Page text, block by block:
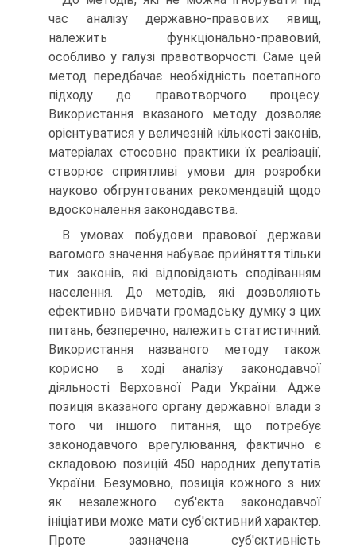
час аналізу державно-правових явищ,
належить функціонально-правовий,
особливо у галузі правотворчості. Саме цей
метод передбачає необхідність поетапного
підходу до правотворчого процесу.
Використання вказаного методу дозволяє
орієнтуватися у величезній кількості законів,
матеріалах стосовно практики їх реалізації,
створює сприятливі умови для розробки
науково обгрунтованих рекомендацій щодо
вдосконалення законодавства.
В умовах побудови правової держави
вагомого значення набуває прийняття тільки
тих законів, які відповідають сподіванням
населення. До методів, які дозволяють
ефективно вивчати громадську думку з цих
питань, безперечно, належить статистичний.
Використання названого методу також
корисно в ході аналізу законодавчої
діяльності Верховної Ради України. Адже
позиція вказаного органу державної влади з
того чи іншого питання, що потребує
законодавчого врегулювання, фактично є
складовою позицій 450 народних депутатів
України. Безумовно, позиція кожного з них
як незалежного суб'єкта законодавчої
ініціативи може мати суб'єктивний характер.
Проте зазначена суб'єктивність